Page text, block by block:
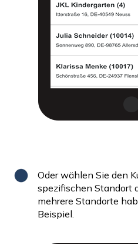
Oder wählen Sie den
spezifischen Standort
mehrere Standorte
Beispiel.